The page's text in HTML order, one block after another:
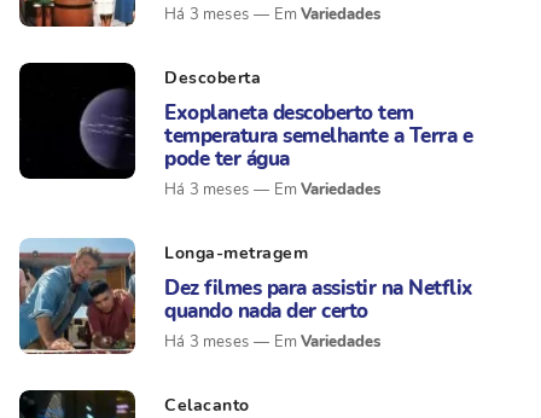
Há 3 meses Variedades
Descoberta
Exoplaneta descoberto tem
temperatura semelhante a Terra e
pode ter água
Há 3 meses Variedades
Longa-metragem
Dez filmes para assistir na Netflix
quando nada der certo
Há 3 meses Variedades
Celacanto